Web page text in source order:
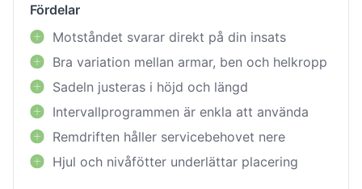
Fördelar
Motståndet svarar direkt på din insats
Bra variation mellan armar, ben och helkropp
Sadeln justeras i höjd och längd
Intervallprogrammen är enkla att använda
Remdriften håller servicebehovet nere
Hjul och nivåfötter underlättar placering